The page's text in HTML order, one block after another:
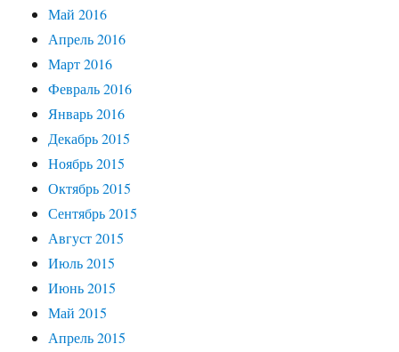
Май 2016
Апрель 2016
Март 2016
Февраль 2016
Январь 2016
Декабрь 2015
Ноябрь 2015
Октябрь 2015
Сентябрь 2015
Август 2015
Июль 2015
Июнь 2015
Май 2015
Апрель 2015